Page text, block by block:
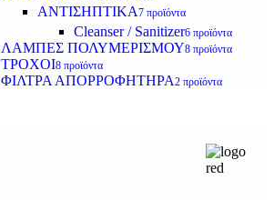
ΑΝΤΙΣΗΠΤΙΚΑ7 προϊόντα
Cleanser / Sanitizer6 προϊόντα
ΛΑΜΠΕΣ ΠΟΛΥΜΕΡΙΣΜΟΥ8 προϊόντα
ΤΡΟΧΟΙ8 προϊόντα
ΦΙΛΤΡΑ ΑΠΟΡΡΟΦΗΤΗΡΑ2 προϊόντα